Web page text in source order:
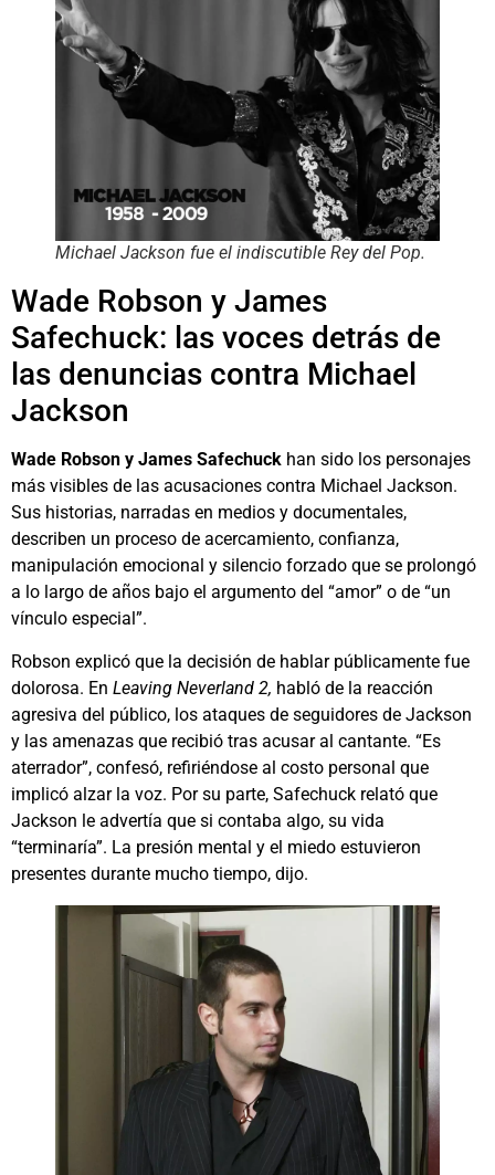
Michael Jackson fue el indiscutible Rey del Pop.
Wade Robson y James
Safechuck: las voces detrás de
las denuncias contra Michael
Jackson
Wade Robson y James Safechuck han sido los personajes
más visibles de las acusaciones contra Michael Jackson.
Sus historias, narradas en medios y documentales,
describen un proceso de acercamiento, confianza,
manipulación emocional y silencio forzado que se prolongó
a lo largo de años bajo el argumento del “amor” o de “un
vínculo especial”.
Robson explicó que la decisión de hablar públicamente fue
dolorosa. En Leaving Neverland 2, habló de la reacción
agresiva del público, los ataques de seguidores de Jackson
y las amenazas que recibió tras acusar al cantante. “Es
aterrador”, confesó, refiriéndose al costo personal que
implicó alzar la voz. Por su parte, Safechuck relató que
Jackson le advertía que si contaba algo, su vida
“terminaría”. La presión mental y el miedo estuvieron
presentes durante mucho tiempo, dijo.